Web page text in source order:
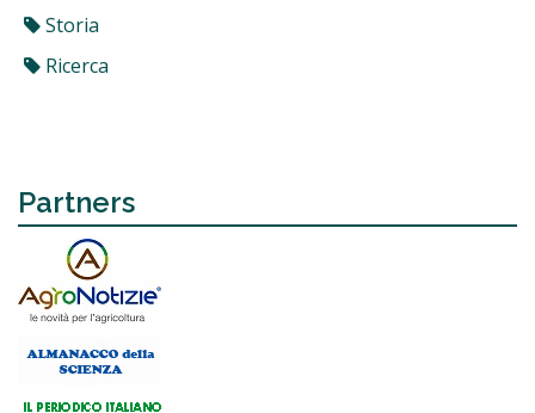
Storia
Ricerca
Partners